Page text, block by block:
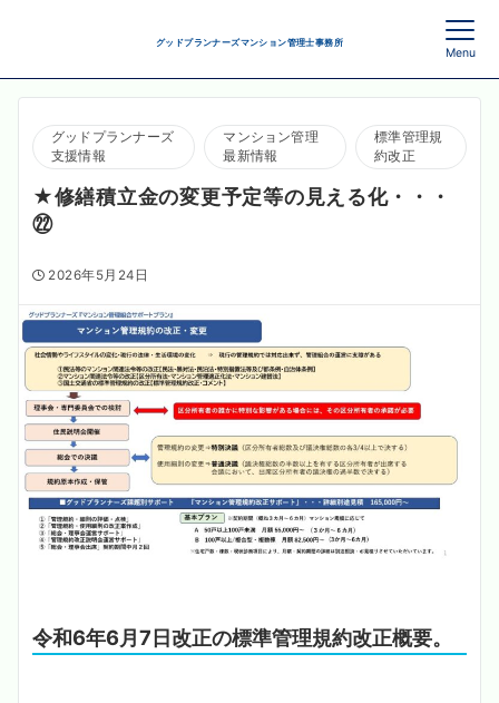
グッドプランナーズマンション管理士事務所
Menu
グッドプランナーズ
支援情報
マンション管理
最新情報
標準管理規
約改正
★修繕積立金の変更予定等の見える化・・・
㉒
2026年5月24日
令和6年6月7日改正の標準管理規約改正概要。